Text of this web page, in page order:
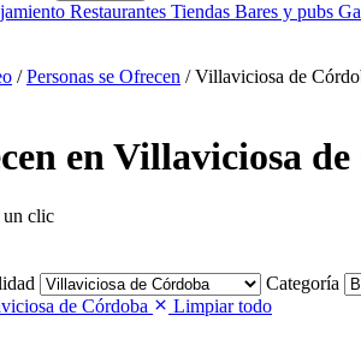
Restaurantes Tiendas Bares y pubs
/ Personas se Ofrecen / Villaviciosa de
en Villaviciosa
un clic
Categoría
de Córdoba
Limpiar todo